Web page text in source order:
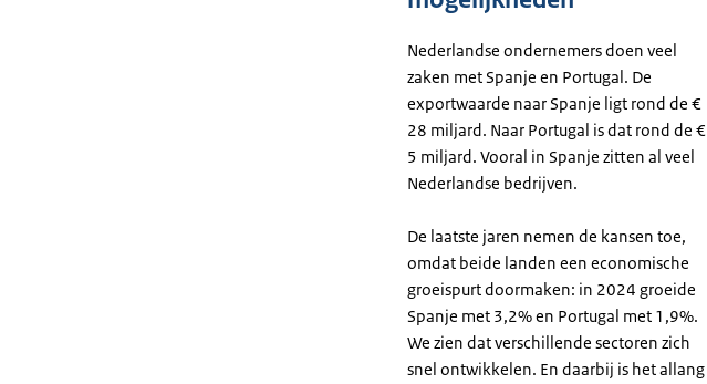
Nederlandse ondernemers doen veel
zaken met Spanje en Portugal. De
exportwaarde naar Spanje ligt rond de €
28 miljard. Naar Portugal is dat rond de €
5 miljard. Vooral in Spanje zitten al veel
Nederlandse bedrijven.
De laatste jaren nemen de kansen toe,
omdat beide landen een economische
groeispurt doormaken: in 2024 groeide
Spanje met 3,2% en Portugal met 1,9%.
We zien dat verschillende sectoren zich
snel ontwikkelen. En daarbij is het allang